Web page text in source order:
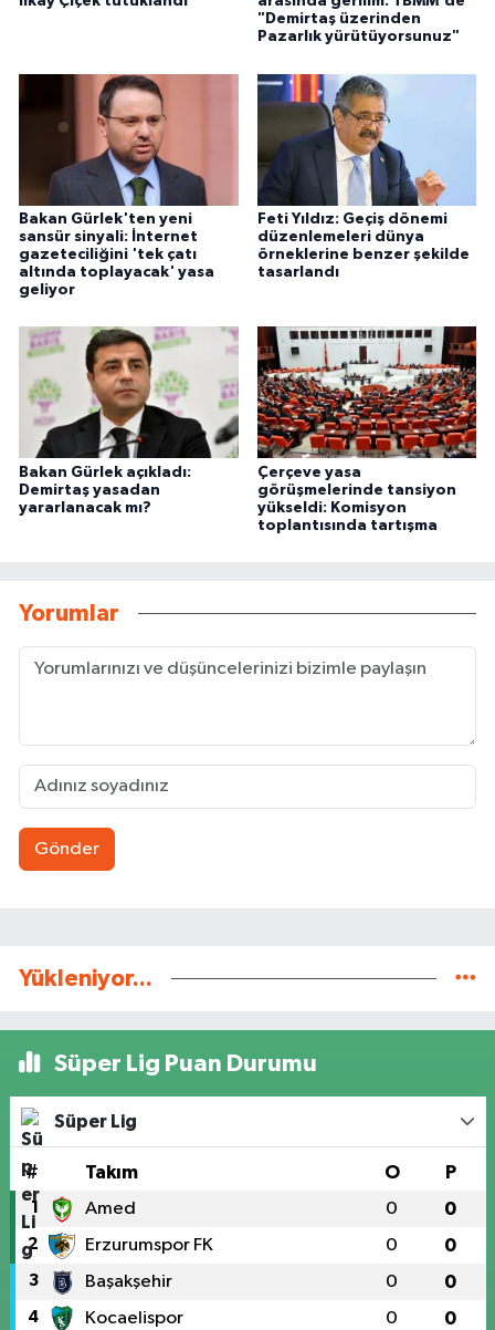
"Demirtaş üzerinden
Pazarlık yürütüyorsunuz"
Bakan Gürlek'ten yeni
sansür sinyali: İnternet
gazeteciliğini 'tek çatı
altında toplayacak' yasa
geliyor
Feti Yıldız: Geçiş dönemi
düzenlemeleri dünya
örneklerine benzer şekilde
tasarlandı
Bakan Gürlek açıkladı:
Demirtaş yasadan
yararlanacak mı?
Çerçeve yasa
görüşmelerinde tansiyon
yükseldi: Komisyon
toplantısında tartışma
Yorumlar
Gönder
Yükleniyor...
Süper Lig Puan Durumu
Süper Lig
# Takım O P
1 Amed 0 0
2 Erzurumspor FK 0 0
3 Başakşehir 0 0
4 Kocaelispor 0 0